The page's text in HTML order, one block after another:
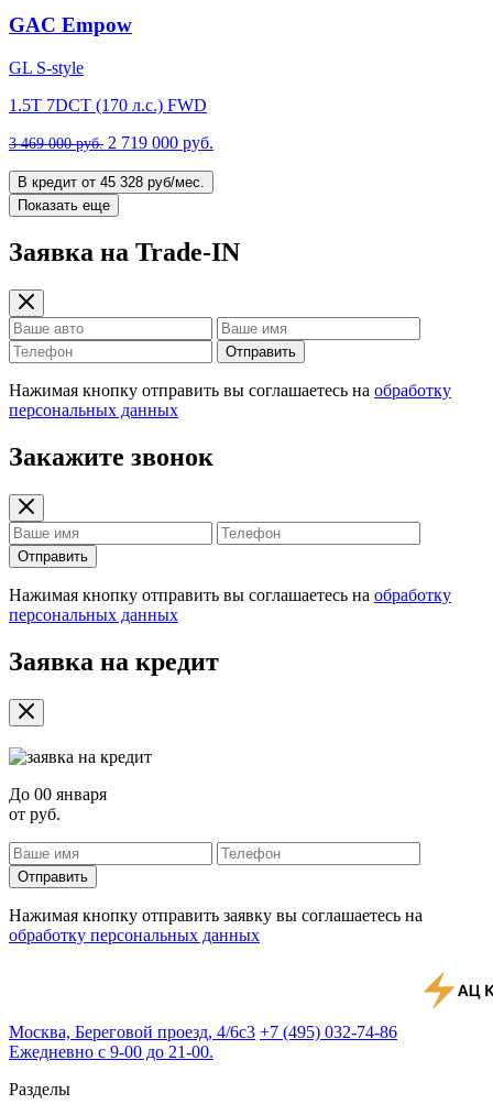
GAC Empow
GL S-style
1.5T 7DCT (170 л.с.) FWD
3 469 000 руб. 2 719 000 руб.
В кредит от 45 328 руб/мес.
Показать еще
Заявка на Trade-IN
Отправить
Нажимая кнопку отправить вы соглашаетесь на обработку
персональных данных
Закажите звонок
Отправить
Нажимая кнопку отправить вы соглашаетесь на обработку
персональных данных
Заявка на кредит
До 00 января
от руб.
Отправить
Нажимая кнопку отправить заявку вы соглашаетесь на
обработку персональных данных
Москва, Береговой проезд, 4/6с3 +7 (495) 032-74-86
Ежедневно с 9-00 до 21-00.
Разделы